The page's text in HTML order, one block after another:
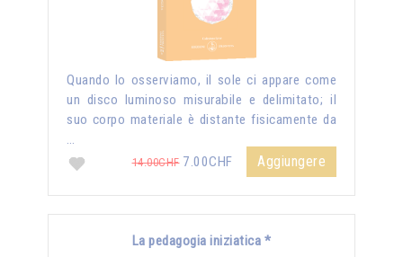
Quando lo osserviamo, il sole ci appare come
un disco luminoso misurabile e delimitato; il
suo corpo materiale è distante fisicamente da
…
14.00CHF7.00CHF Aggiungere
La pedagogia iniziatica *